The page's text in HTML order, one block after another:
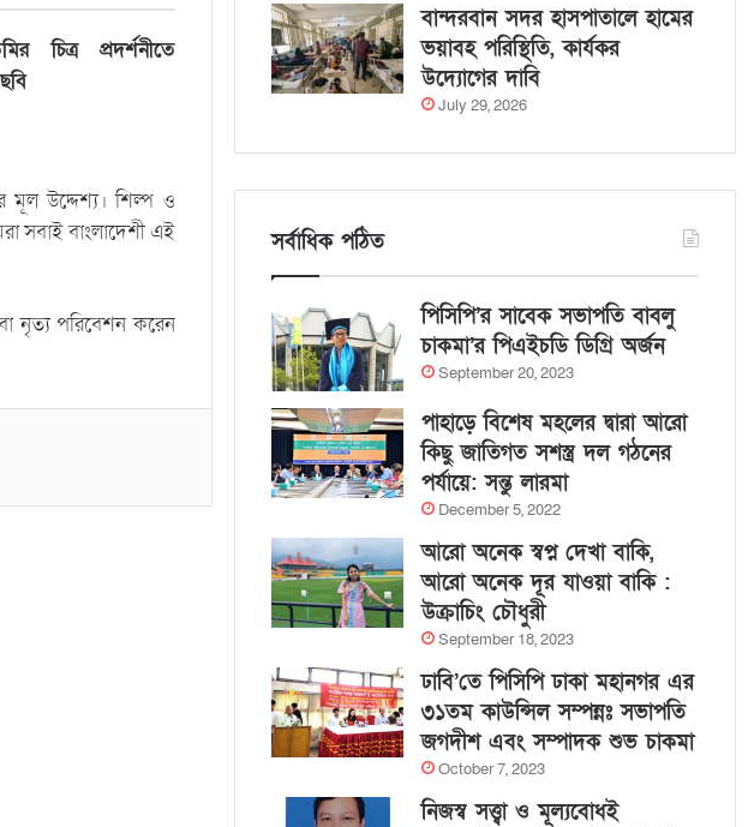
চিত্র প্রদর্শনীতে
মূল উদ্দেশ্য। শিল্প ও
সবাই বাংলাদেশী এই
নৃত্য পরিবেশন করেন
বান্দরবান সদর হাসপাতালে হামের
ভয়াবহ পরিস্থিতি, কার্যকর
উদ্যোগের দাবি
July 29, 2026
সর্বাধিক পঠিত
পিসিপি’র সাবেক সভাপতি বাবলু
চাকমা’র পিএইচডি ডিগ্রি অর্জন
September 20, 2023
পাহাড়ে বিশেষ মহলের দ্বারা আরো
কিছু জাতিগত সশস্ত্র দল গঠনের
পর্যায়ে: সন্তু লারমা
December 5, 2022
আরো অনেক স্বপ্ন দেখা বাকি,
আরো অনেক দূর যাওয়া বাকি :
উক্রাচিং চৌধুরী
September 18, 2023
ঢাবি’তে পিসিপি ঢাকা মহানগর এর
৩১তম কাউন্সিল সম্পন্নঃ সভাপতি
জগদীশ এবং সম্পাদক শুভ চাকমা
October 7, 2023
নিজস্ব সত্ত্বা ও মূল্যবোধই